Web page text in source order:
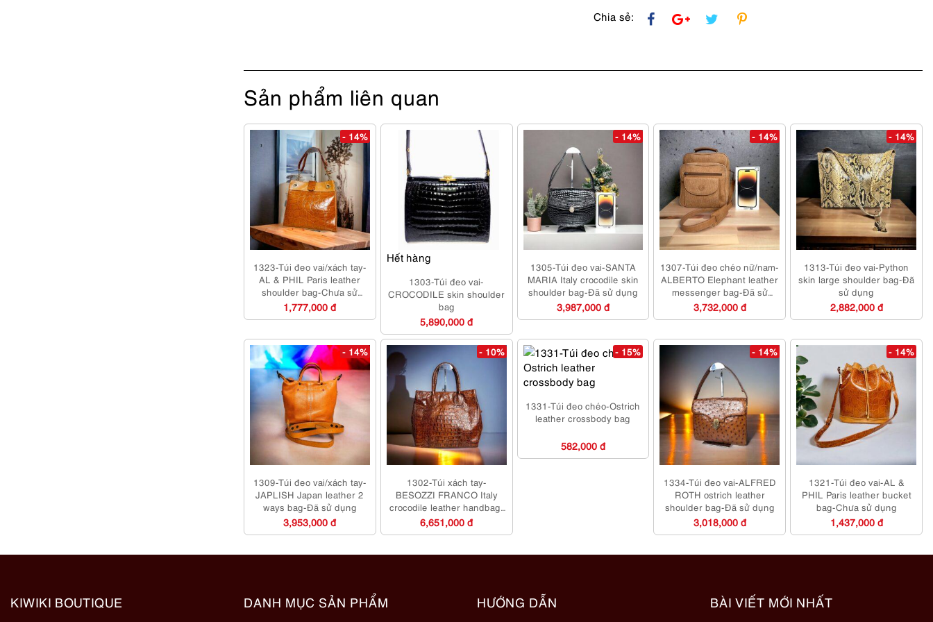
số
Chia sẻ:
Sản phẩm liên quan
- 14%
1323-Túi đeo vai/xách tay-
AL & PHIL Paris leather
shoulder bag-Chưa sử
dụng/Khá sạch
1,777,000 đ
Hết hàng
1303-Túi đeo vai-
CROCODILE skin shoulder
bag
5,890,000 đ
- 14%
1305-Túi đeo vai-SANTA
MARIA Italy crocodile skin
shoulder bag-Đã sử dụng
3,987,000 đ
- 14%
1307-Túi đeo chéo nữ/nam-
ALBERTO Elephant leather
messenger bag-Đã sử
dụng
3,732,000 đ
- 14%
1313-Túi đeo vai-Python
skin large shoulder bag-Đã
sử dụng
2,882,000 đ
- 14%
1309-Túi đeo vai/xách tay-
JAPLISH Japan leather 2
ways bag-Đã sử dụng
3,953,000 đ
- 10%
1302-Túi xách tay-
BESOZZI FRANCO Italy
crocodile leather handbag-
Đã sử dụng
6,651,000 đ
- 15%
1331-Túi đeo chéo-Ostrich
leather crossbody bag
582,000 đ
- 14%
1334-Túi đeo vai-ALFRED
ROTH ostrich leather
shoulder bag-Đã sử dụng
3,018,000 đ
- 14%
1321-Túi đeo vai-AL &
PHIL Paris leather bucket
bag-Chưa sử dụng
1,437,000 đ
KIWIKI BOUTIQUE DANH MỤC SẢN PHẨM HƯỚNG DẪN BÀI VIẾT MỚI NHẤT